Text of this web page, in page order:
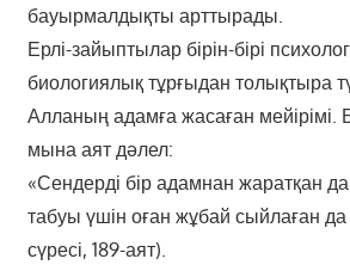
бауырмалдықты арттырады.
Ерлі-зайыптылар бірін-бірі
биологиялық тұрғыдан толықтыра
Алланың адамға жасаған мейірімі.
мына аят дәлел:
«Сендерді бір адамнан жаратқан
табуы үшін оған жұбай сыйлаған
сүресі, 189-аят).